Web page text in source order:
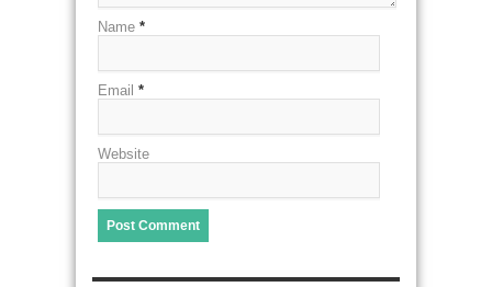
Name *
Email *
Website